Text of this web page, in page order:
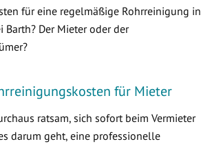
für eine regelmäßige Rohrreinigung in
Barth? Der Mieter oder der
für Mieter
ratsam, sich sofort beim Vermieter
darum geht, eine professionelle